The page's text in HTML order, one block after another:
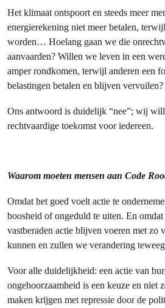
Het klimaat ontspoort en steeds meer
energierekening niet meer betalen,
worden… Hoelang gaan we die
aanvaarden? Willen we leven in een
amper rondkomen, terwijl anderen een
belastingen betalen en blijven vervuilen?
Ons antwoord is duidelijk “nee”; wij
rechtvaardige toekomst voor iedereen.
Waarom moeten mensen aan Code
Omdat het goed voelt actie te
boosheid of ongeduld te uiten. En
vastberaden actie blijven voeren met zo
kunnen en zullen we verandering
Voor alle duidelijkheid: een actie van
ongehoorzaamheid is een keuze en niet
maken krijgen met repressie door de